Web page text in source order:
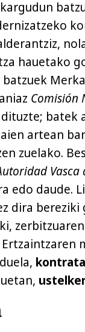
hauetako
Comisión
batek
artean
zuelako.
Vasca
edo daude.
dira